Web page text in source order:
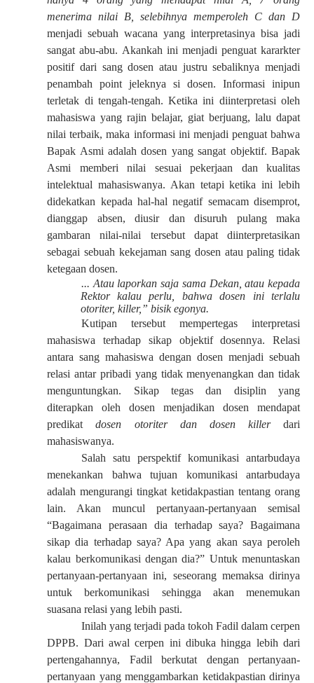
menerima nilai B, selebihnya memperoleh C dan D
menjadi sebuah wacana yang interpretasinya bisa jadi
sangat abu-abu. Akankah ini menjadi penguat kararkter
positif dari sang dosen atau justru sebaliknya menjadi
penambah point jeleknya si dosen. Informasi inipun
terletak di tengah-tengah. Ketika ini diinterpretasi oleh
mahasiswa yang rajin belajar, giat berjuang, lalu dapat
nilai terbaik, maka informasi ini menjadi penguat bahwa
Bapak Asmi adalah dosen yang sangat objektif. Bapak
Asmi memberi nilai sesuai pekerjaan dan kualitas
intelektual mahasiswanya. Akan tetapi ketika ini lebih
didekatkan kepada hal-hal negatif semacam disemprot,
dianggap absen, diusir dan disuruh pulang maka
gambaran nilai-nilai tersebut dapat diinterpretasikan
sebagai sebuah kekejaman sang dosen atau paling tidak
ketegaan dosen.
... Atau laporkan saja sama Dekan, atau kepada
Rektor kalau perlu, bahwa dosen ini terlalu
otoriter, killer,” bisik egonya.
Kutipan tersebut mempertegas interpretasi
mahasiswa terhadap sikap objektif dosennya. Relasi
antara sang mahasiswa dengan dosen menjadi sebuah
relasi antar pribadi yang tidak menyenangkan dan tidak
menguntungkan. Sikap tegas dan disiplin yang
diterapkan oleh dosen menjadikan dosen mendapat
predikatdosen otoriter dan dosen killerdari
mahasiswanya.
Salah satu perspektif komunikasi antarbudaya
menekankan bahwa tujuan komunikasi antarbudaya
adalah mengurangi tingkat ketidakpastian tentang orang
lain. Akan muncul pertanyaan-pertanyaan semisal
“Bagaimana perasaan dia terhadap saya? Bagaimana
sikap dia terhadap saya? Apa yang akan saya peroleh
kalau berkomunikasi dengan dia?” Untuk menuntaskan
pertanyaan-pertanyaan ini, seseorang memaksa dirinya
untuk berkomunikasi sehingga akan menemukan
suasana relasi yang lebih pasti.
Inilah yang terjadi pada tokoh Fadil dalam cerpen
DPPB. Dari awal cerpen ini dibuka hingga lebih dari
pertengahannya, Fadil berkutat dengan pertanyaan-
pertanyaan yang menggambarkan ketidakpastian dirinya